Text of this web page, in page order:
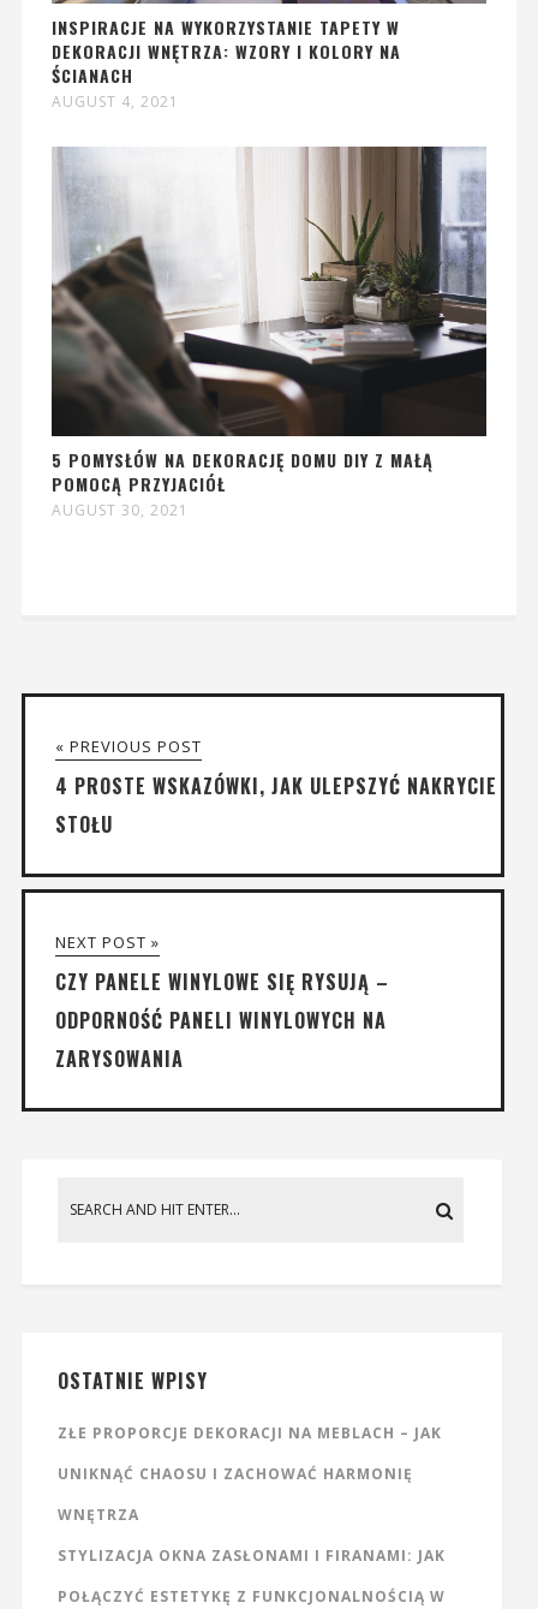
INSPIRACJE NA WYKORZYSTANIE TAPETY W
DEKORACJI WNĘTRZA: WZORY I KOLORY NA
ŚCIANACH
AUGUST 4, 2021
5 POMYSŁÓW NA DEKORACJĘ DOMU DIY Z MAŁĄ
POMOCĄ PRZYJACIÓŁ
AUGUST 30, 2021
« PREVIOUS POST
4 PROSTE WSKAZÓWKI, JAK ULEPSZYĆ NAKRYCIE
STOŁU
NEXT POST »
CZY PANELE WINYLOWE SIĘ RYSUJĄ –
ODPORNOŚĆ PANELI WINYLOWYCH NA
ZARYSOWANIA
OSTATNIE WPISY
ZŁE PROPORCJE DEKORACJI NA MEBLACH – JAK
UNIKNĄĆ CHAOSU I ZACHOWAĆ HARMONIĘ
WNĘTRZA
STYLIZACJA OKNA ZASŁONAMI I FIRANAMI: JAK
POŁĄCZYĆ ESTETYKĘ Z FUNKCJONALNOŚCIĄ W